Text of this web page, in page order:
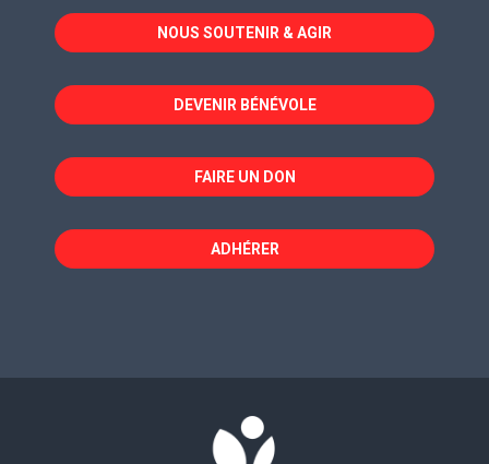
dans
une
fenêtre
dans
une
fenêtre
dans
une
fenêtre
NOUS SOUTENIR & AGIR
DEVENIR BÉNÉVOLE
FAIRE UN DON
ADHÉRER